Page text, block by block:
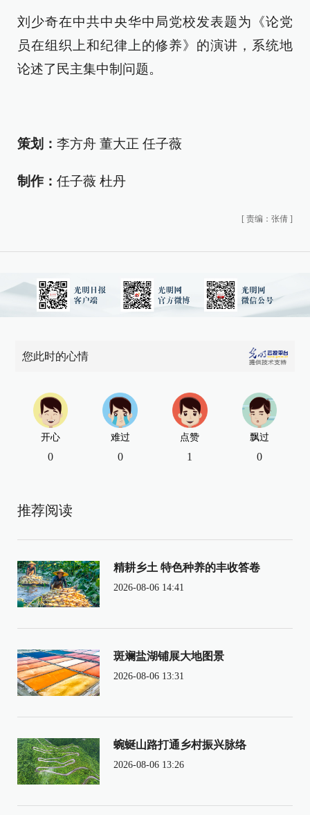
刘少奇在中共中央华中局党校发表题为《论党
员在组织上和纪律上的修养》的演讲，系统地
论述了民主集中制问题。
策划： 李方舟 董大正 任子薇
制作： 任子薇 杜丹
[ 责编：张倩 ]
您此时的心情
开心
0
难过
0
点赞
1
飘过
0
推荐阅读
精耕乡土 特色种养的丰收答卷
2026-08-06 14:41
斑斓盐湖铺展大地图景
2026-08-06 13:31
蜿蜒山路打通乡村振兴脉络
2026-08-06 13:26